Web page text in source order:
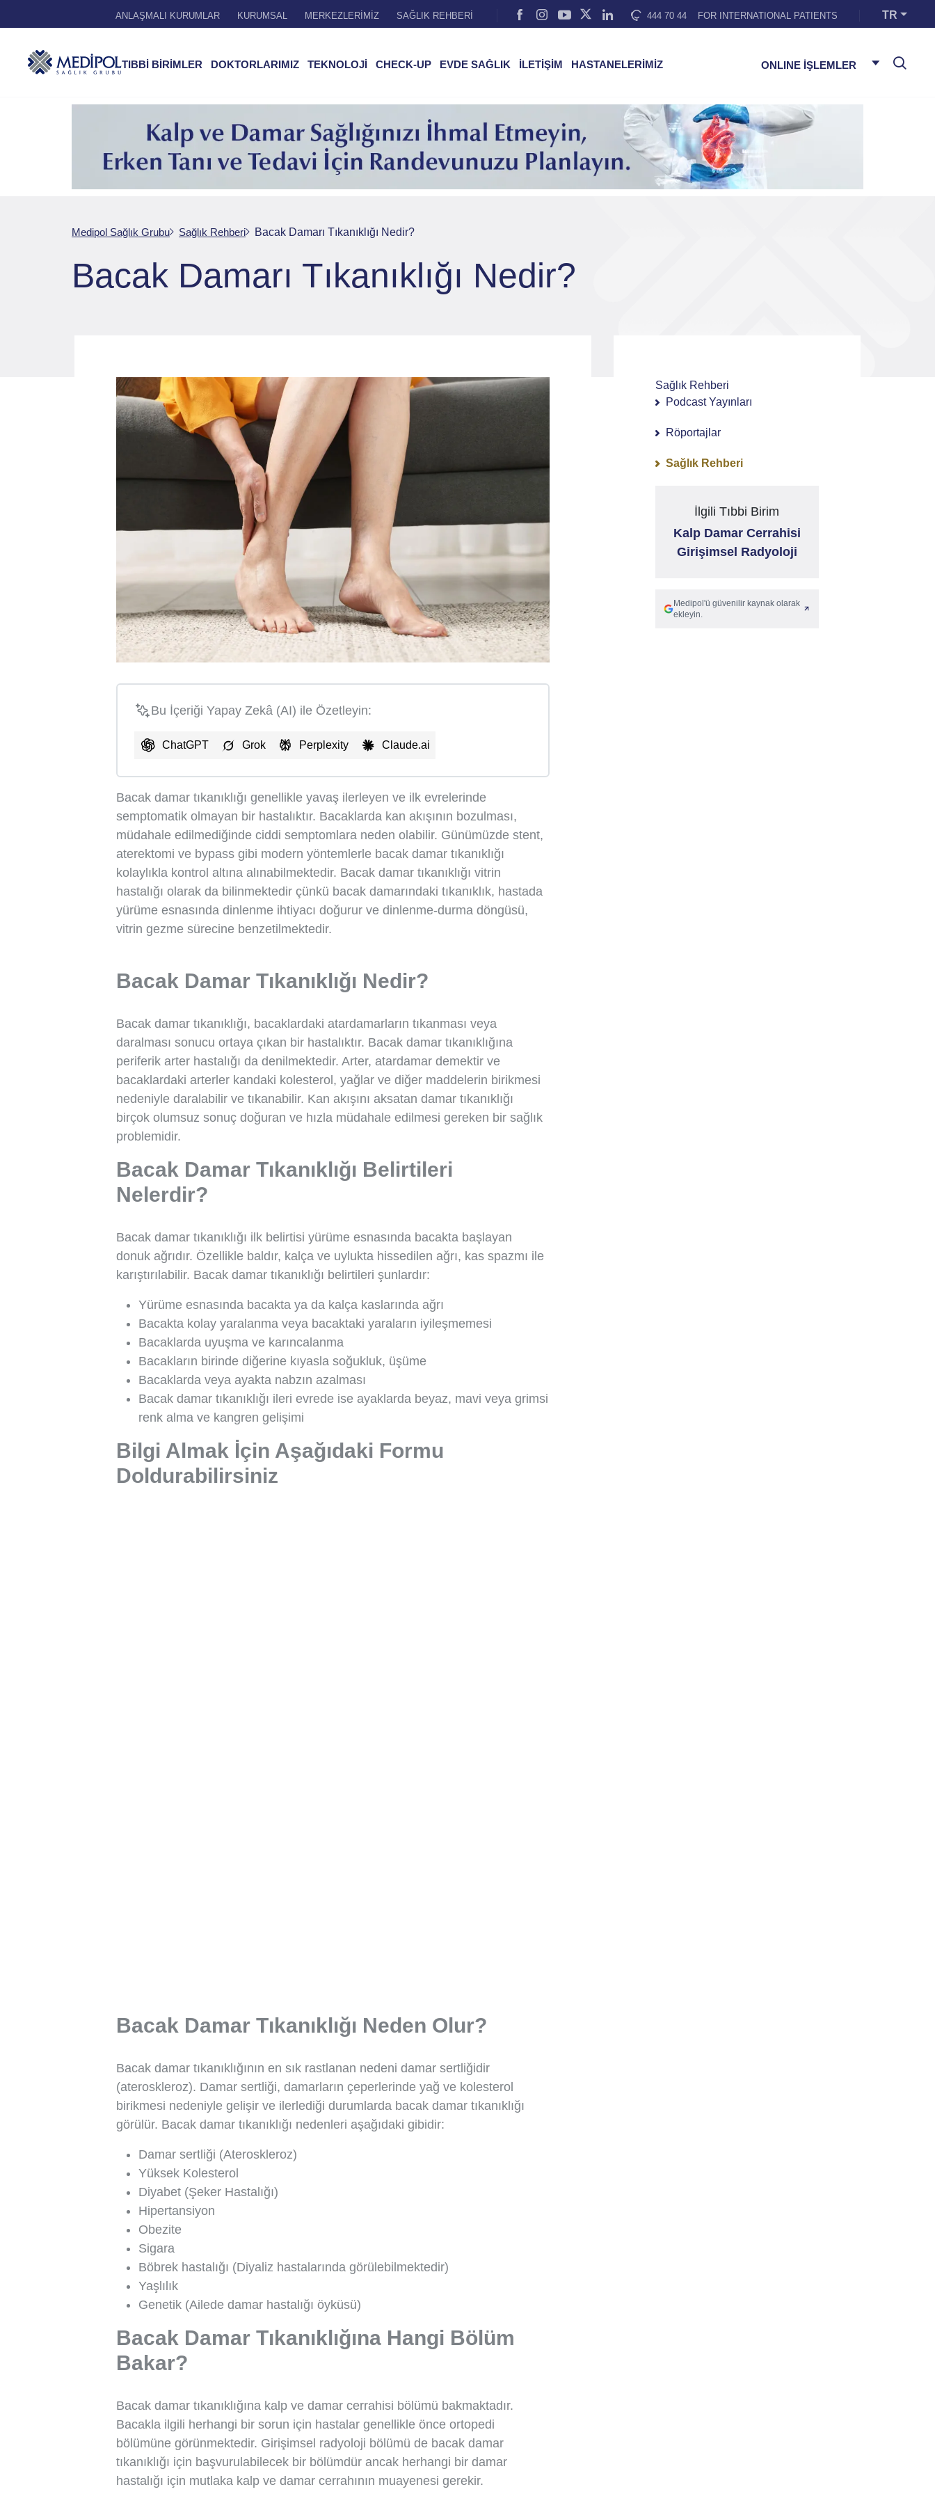
ANLAŞMALI KURUMLAR KURUMSAL MERKEZLERİMİZ SAĞLIK REHBERİ 444 70 44 FOR INTERNATIONAL PATIENTS TR
TIBBİ BİRİMLER DOKTORLARIMIZ TEKNOLOJİ CHECK-UP EVDE SAĞLIK İLETİŞİM HASTANELERİMİZ ONLINE İŞLEMLER
Medipol Sağlık Grubu Sağlık Rehberi Bacak Damarı Tıkanıklığı Nedir?
Bacak Damarı Tıkanıklığı Nedir?
Bu İçeriği Yapay Zekâ (AI) ile Özetleyin:
ChatGPT Grok Perplexity Claude.ai
Bacak damar tıkanıklığı genellikle yavaş ilerleyen ve ilk evrelerinde
semptomatik olmayan bir hastalıktır. Bacaklarda kan akışının bozulması,
müdahale edilmediğinde ciddi semptomlara neden olabilir. Günümüzde stent,
aterektomi ve bypass gibi modern yöntemlerle bacak damar tıkanıklığı
kolaylıkla kontrol altına alınabilmektedir. Bacak damar tıkanıklığı vitrin
hastalığı olarak da bilinmektedir çünkü bacak damarındaki tıkanıklık, hastada
yürüme esnasında dinlenme ihtiyacı doğurur ve dinlenme-durma döngüsü,
vitrin gezme sürecine benzetilmektedir.
Bacak Damar Tıkanıklığı Nedir?
Bacak damar tıkanıklığı, bacaklardaki atardamarların tıkanması veya
daralması sonucu ortaya çıkan bir hastalıktır. Bacak damar tıkanıklığına
periferik arter hastalığı da denilmektedir. Arter, atardamar demektir ve
bacaklardaki arterler kandaki kolesterol, yağlar ve diğer maddelerin birikmesi
nedeniyle daralabilir ve tıkanabilir. Kan akışını aksatan damar tıkanıklığı
birçok olumsuz sonuç doğuran ve hızla müdahale edilmesi gereken bir sağlık
problemidir.
Bacak Damar Tıkanıklığı Belirtileri
Nelerdir?
Bacak damar tıkanıklığı ilk belirtisi yürüme esnasında bacakta başlayan
donuk ağrıdır. Özellikle baldır, kalça ve uylukta hissedilen ağrı, kas spazmı ile
karıştırılabilir. Bacak damar tıkanıklığı belirtileri şunlardır:
Yürüme esnasında bacakta ya da kalça kaslarında ağrı
Bacakta kolay yaralanma veya bacaktaki yaraların iyileşmemesi
Bacaklarda uyuşma ve karıncalanma
Bacakların birinde diğerine kıyasla soğukluk, üşüme
Bacaklarda veya ayakta nabzın azalması
Bacak damar tıkanıklığı ileri evrede ise ayaklarda beyaz, mavi veya grimsi
renk alma ve kangren gelişimi
Bilgi Almak İçin Aşağıdaki Formu
Doldurabilirsiniz
Bacak Damar Tıkanıklığı Neden Olur?
Bacak damar tıkanıklığının en sık rastlanan nedeni damar sertliğidir
(ateroskleroz). Damar sertliği, damarların çeperlerinde yağ ve kolesterol
birikmesi nedeniyle gelişir ve ilerlediği durumlarda bacak damar tıkanıklığı
görülür. Bacak damar tıkanıklığı nedenleri aşağıdaki gibidir:
Damar sertliği (Ateroskleroz)
Yüksek Kolesterol
Diyabet (Şeker Hastalığı)
Hipertansiyon
Obezite
Sigara
Böbrek hastalığı (Diyaliz hastalarında görülebilmektedir)
Yaşlılık
Genetik (Ailede damar hastalığı öyküsü)
Bacak Damar Tıkanıklığına Hangi Bölüm
Bakar?
Bacak damar tıkanıklığına kalp ve damar cerrahisi bölümü bakmaktadır.
Bacakla ilgili herhangi bir sorun için hastalar genellikle önce ortopedi
bölümüne görünmektedir. Girişimsel radyoloji bölümü de bacak damar
tıkanıklığı için başvurulabilecek bir bölümdür ancak herhangi bir damar
hastalığı için mutlaka kalp ve damar cerrahının muayenesi gerekir.
Sağlık Rehberi
Podcast Yayınları
Röportajlar
Sağlık Rehberi
İlgili Tıbbi Birim
Kalp Damar Cerrahisi
Girişimsel Radyoloji
Medipol'ü güvenilir kaynak olarak
ekleyin.